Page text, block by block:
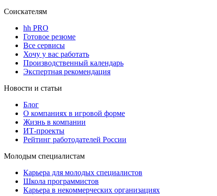
Соискателям
hh PRO
Готовое резюме
Все сервисы
Хочу у вас работать
Производственный календарь
Экспертная рекомендация
Новости и статьи
Блог
О компаниях в игровой форме
Жизнь в компании
ИТ-проекты
Рейтинг работодателей России
Молодым специалистам
Карьера для молодых специалистов
Школа программистов
Карьера в некоммерческих организациях